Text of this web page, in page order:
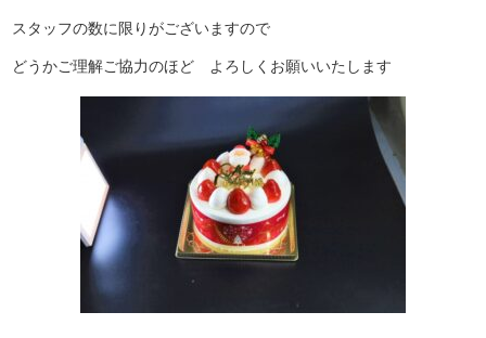
スタッフの数に限りがございますので
どうかご理解ご協力のほど よろしくお願いいたします